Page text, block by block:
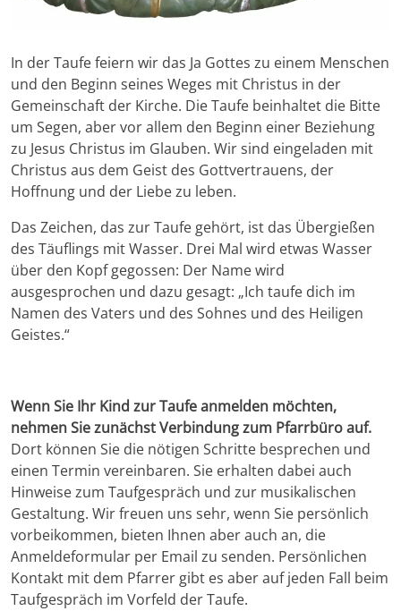
In der Taufe feiern wir das Ja Gottes zu einem Menschen
und den Beginn seines Weges mit Christus in der
Gemeinschaft der Kirche. Die Taufe beinhaltet die Bitte
um Segen, aber vor allem den Beginn einer Beziehung
zu Jesus Christus im Glauben. Wir sind eingeladen mit
Christus aus dem Geist des Gottvertrauens, der
Hoffnung und der Liebe zu leben.
Das Zeichen, das zur Taufe gehört, ist das Übergießen
des Täuflings mit Wasser. Drei Mal wird etwas Wasser
über den Kopf gegossen: Der Name wird
ausgesprochen und dazu gesagt: „Ich taufe dich im
Namen des Vaters und des Sohnes und des Heiligen
Geistes.“
Wenn Sie Ihr Kind zur Taufe anmelden möchten,
nehmen Sie zunächst Verbindung zum Pfarrbüro auf.
Dort können Sie die nötigen Schritte besprechen und
einen Termin vereinbaren. Sie erhalten dabei auch
Hinweise zum Taufgespräch und zur musikalischen
Gestaltung. Wir freuen uns sehr, wenn Sie persönlich
vorbeikommen, bieten Ihnen aber auch an, die
Anmeldeformular per Email zu senden. Persönlichen
Kontakt mit dem Pfarrer gibt es aber auf jeden Fall beim
Taufgespräch im Vorfeld der Taufe.